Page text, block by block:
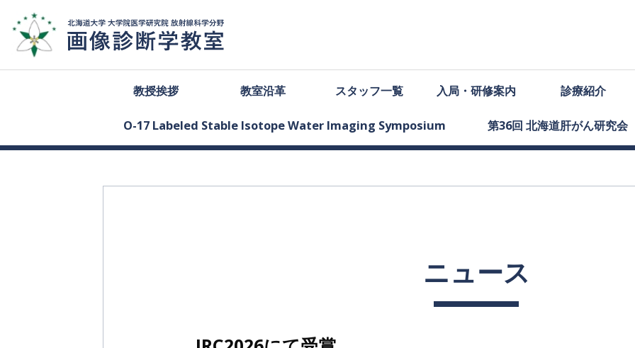
教授挨拶 教室沿革 スタッフ一覧 入局・ 研修案内 診療紹介
O-17 Labeled Stable Isotope Water Imaging Symposium 第36回 北海道肝がん研究会
ニュース